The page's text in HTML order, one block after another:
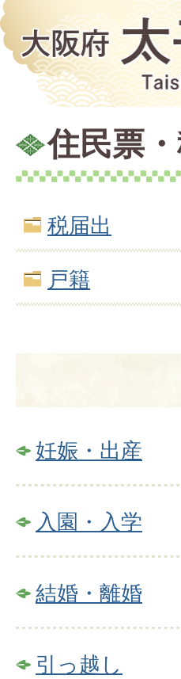
住民票
税届出
戸籍
妊娠・出産
入園・入学
結婚・離婚
引っ越し